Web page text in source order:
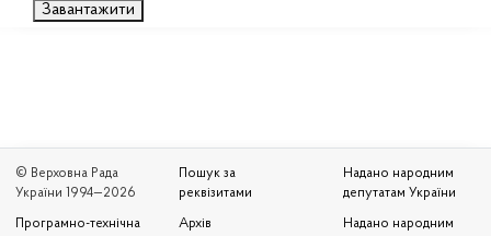
Завантажити
© Верховна Рада
України 1994—2026
Програмно-технічна
Пошук за
реквізитами
Архів
Надано народним
депутатам України
Надано народним